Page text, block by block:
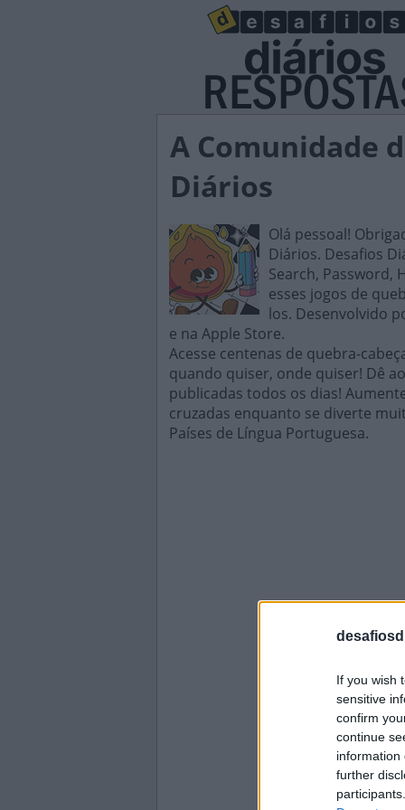
If you wish
sensitive
confirm
continue
information
further
A Comunidade
Diários
Olá pessoal!
Diários. Desafios
Search, Password,
esses jogos de
los. Desenvolvido
e na Apple Store.
Acesse centenas de quebra-
quando quiser, onde quiser! Dê
publicadas todos os dias!
cruzadas enquanto se diverte
Países de Língua Portuguesa.